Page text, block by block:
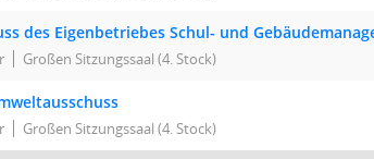
des Eigenbetriebes Schul- und
Großen Sitzungssaal (4. Stock)
Großen Sitzungssaal (4. Stock)